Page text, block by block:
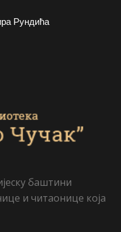
Рундића
баштини
и читаонице која